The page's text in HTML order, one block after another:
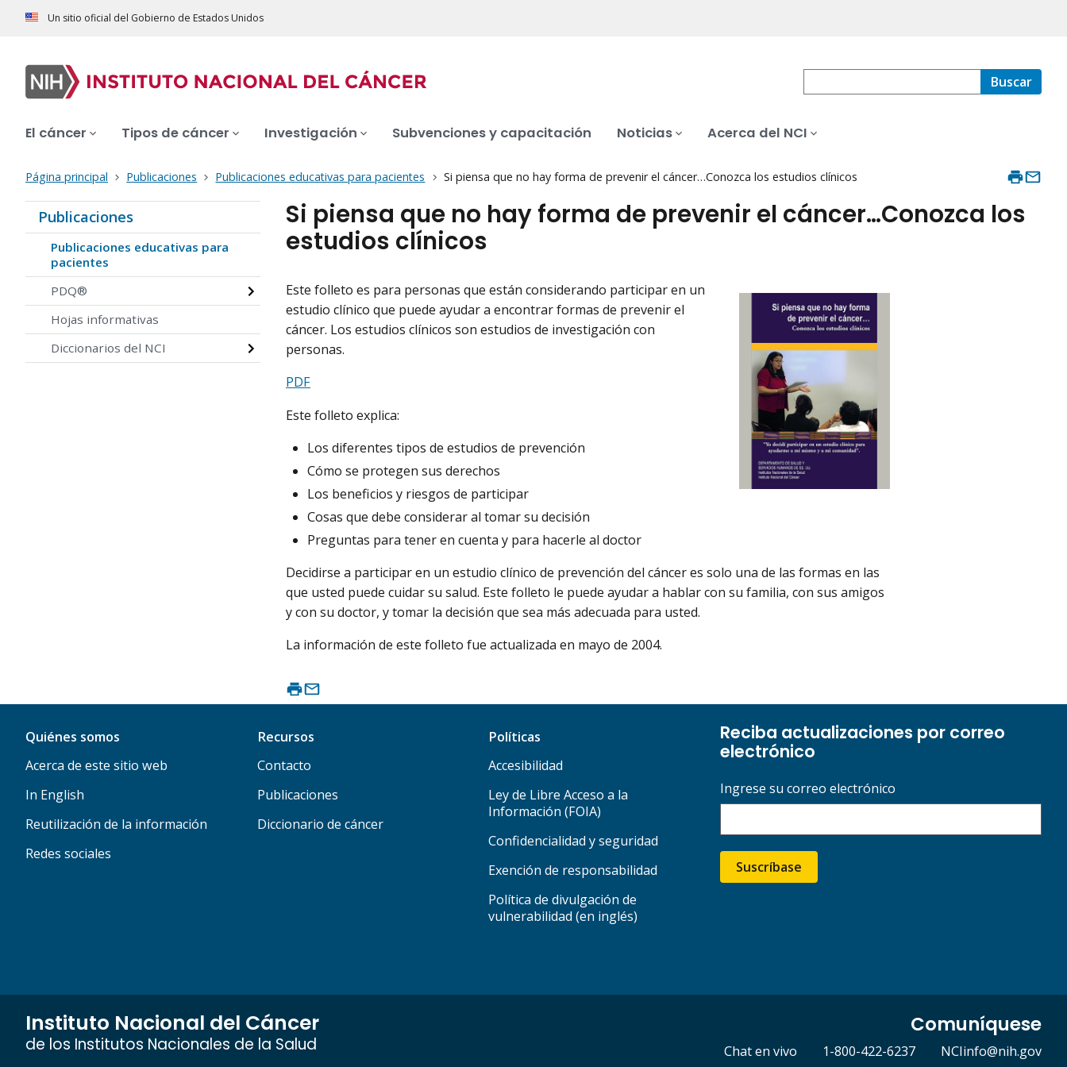
Un sitio oficial del Gobierno de Estados Unidos
Buscar
El cáncer Tipos de cáncer Investigación Subvenciones y capacitación Noticias Acerca del NCI
Página principal Publicaciones Publicaciones educativas para pacientes Si piensa que no hay forma de prevenir el cáncer…Conozca los estudios clínicos
Publicaciones
Publicaciones educativas para
pacientes
PDQ®
Hojas informativas
Diccionarios del NCI
Si piensa que no hay forma de prevenir el cáncer…Conozca los
estudios clínicos
Este folleto es para personas que están considerando participar en un
estudio clínico que puede ayudar a encontrar formas de prevenir el
cáncer. Los estudios clínicos son estudios de investigación con
personas.
PDF
Este folleto explica:
Los diferentes tipos de estudios de prevención
Cómo se protegen sus derechos
Los beneficios y riesgos de participar
Cosas que debe considerar al tomar su decisión
Preguntas para tener en cuenta y para hacerle al doctor
Decidirse a participar en un estudio clínico de prevención del cáncer es solo una de las formas en las
que usted puede cuidar su salud. Este folleto le puede ayudar a hablar con su familia, con sus amigos
y con su doctor, y tomar la decisión que sea más adecuada para usted.
La información de este folleto fue actualizada en mayo de 2004.
Quiénes somos
Acerca de este sitio web
In English
Reutilización de la información
Redes sociales
Recursos
Contacto
Publicaciones
Diccionario de cáncer
Políticas
Accesibilidad
Ley de Libre Acceso a la
Información (FOIA)
Confidencialidad y seguridad
Exención de responsabilidad
Política de divulgación de
vulnerabilidad (en inglés)
Reciba actualizaciones por correo
electrónico
Ingrese su correo electrónico
Suscríbase
Instituto Nacional del Cáncer
de los Institutos Nacionales de la Salud
Comuníquese
Chat en vivo 1-800-422-6237 NCIinfo@nih.gov